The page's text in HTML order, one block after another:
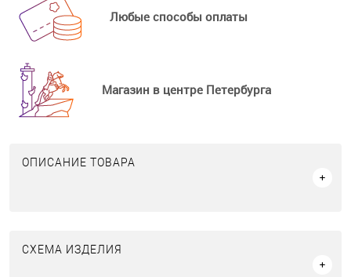
Любые способы оплаты
Магазин в центре Петербурга
ОПИСАНИЕ ТОВАРА
СХЕМА ИЗДЕЛИЯ